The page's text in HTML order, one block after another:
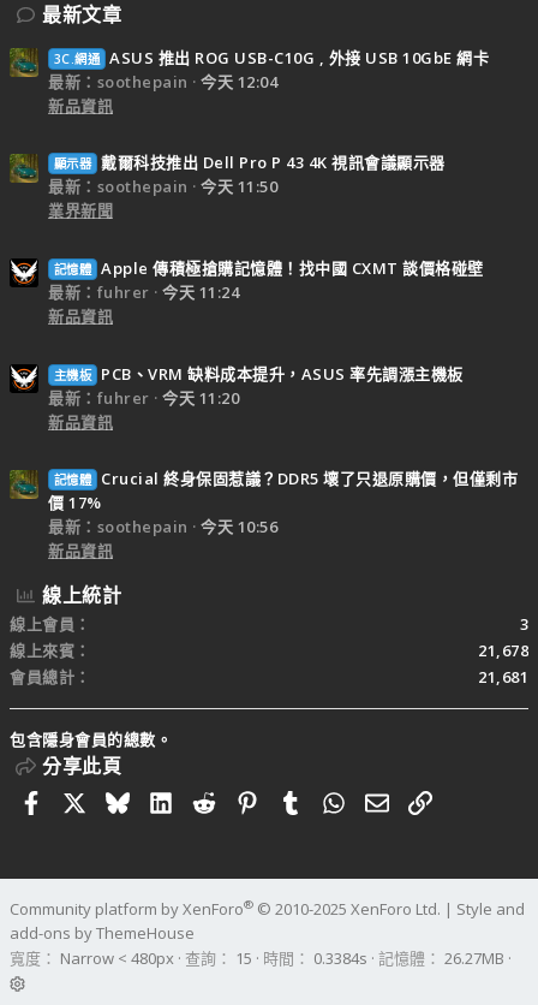
最新文章
3C.網通 ASUS 推出 ROG USB-C10G , 外接 USB 10GbE 網卡
最新：soothepain
今天 12:04
新品資訊
顯示器 戴爾科技推出 Dell Pro P 43 4K 視訊會議顯示器
最新：soothepain
今天 11:50
業界新聞
記憶體 Apple 傳積極搶購記憶體！找中國 CXMT 談價格碰壁
最新：fuhrer
今天 11:24
新品資訊
主機板
PCB、VRM 缺料成本提升，ASUS 率先調漲主機板
最新：fuhrer
今天 11:20
新品資訊
記憶體
Crucial 終身保固惹議？DDR5 壞了只退原購價，但僅剩市
價 17%
最新：soothepain
今天 10:56
新品資訊
線上統計
線上會員
3
線上來賓
21,678
會員總計
21,681
包含隱身會員的總數。
分享此頁
FacebookBlueskyLinkedIn
RedditPinterestTumblrWhatsApp
電子郵件
連結
Community platform by XenForo® © 2010-2025 XenForo Ltd. | Style and
add-ons by ThemeHouse
寬度
查詢 15 時間 0.3384s 記憶體 26.27MB